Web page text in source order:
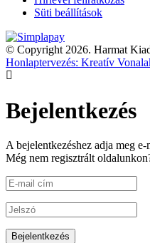
Süti beállítások
© Copyright 2026. Harmat
Honlaptervezés: Kreatív
Bejelentkezés
A bejelentkezéshez adja meg
Még nem regisztrált